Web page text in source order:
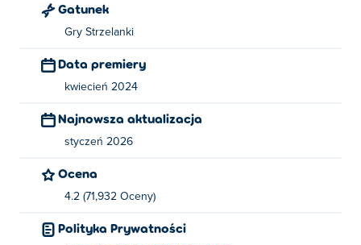
Friends
Możesz grać w Shipo.io za darmo na Poki.
Czy mogę grać w Shipo.io na urządzeniach
mobilnych i komputerach stacjonarnych?
W Shipo.io można grać na komputerze i urządzeniach
mobilnych, takich jak telefony i tablety.
Gatunek
Gry Strzelanki
Data premiery
kwiecień 2024
Najnowsza aktualizacja
styczeń 2026
Ocena
4.2 (71,932 Oceny)
Polityka Prywatności